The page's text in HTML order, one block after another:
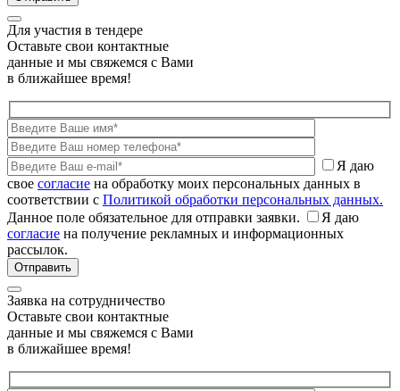
Для участия в тендере
Оставьте свои контактные
данные и мы свяжемся с Вами
в ближайшее время!
Я даю
свое согласие на обработку моих персональных данных в
соответствии с Политикой обработки персональных данных.
Данное поле обязательное для отправки заявки.
Я даю
согласие на получение рекламных и информационных
рассылок.
Заявка на сотрудничество
Оставьте свои контактные
данные и мы свяжемся с Вами
в ближайшее время!